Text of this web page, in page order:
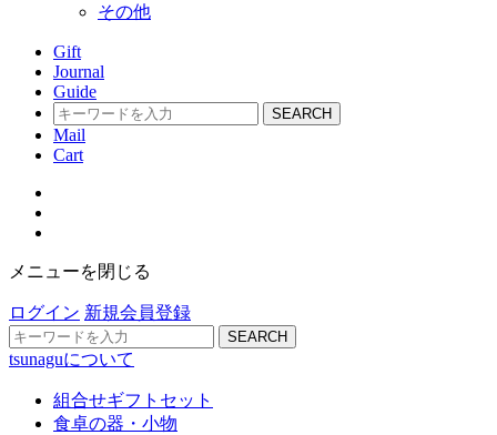
その他
Gift
Journal
Guide
SEARCH
Mail
Cart
メニューを閉じる
ログイン 新規会員登録
SEARCH
tsunaguについて
組合せギフトセット
食卓の器・小物